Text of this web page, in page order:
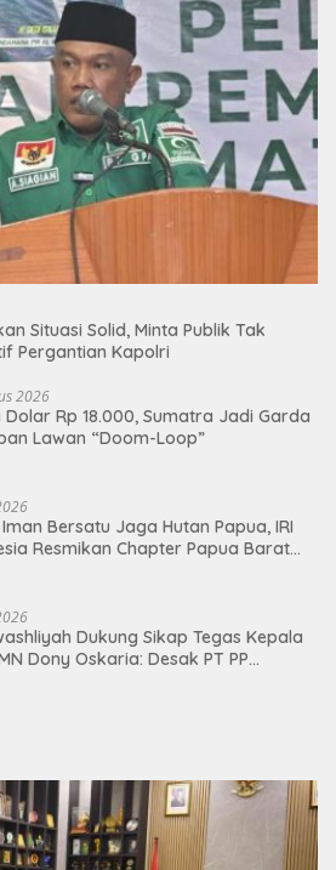
Situasi Solid, Minta Publik Tak
Pergantian Kapolri
2026
Dolar Rp 18.000, Sumatra Jadi Garda
Lawan “Doom-Loop”
Bersatu Jaga Hutan Papua, IRI
Resmikan Chapter Papua Barat
Dukung Sikap Tegas Kepala
Dony Oskaria: Desak PT PP